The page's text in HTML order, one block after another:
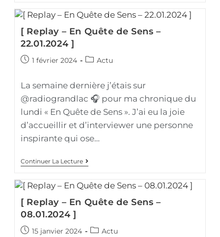
[ Replay – En Quête de Sens –
22.01.2024 ]
1 février 2024 Actu
La semaine dernière j’étais sur
@radiograndlac 🎧 pour ma chronique du
lundi « En Quête de Sens ». J’ai eu la joie
d’accueillir et d’interviewer une personne
inspirante qui ose…
Continuer La Lecture
[ Replay – En Quête de Sens –
08.01.2024 ]
15 janvier 2024 Actu